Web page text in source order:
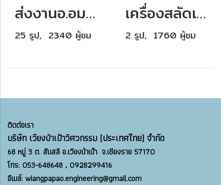
ส่งงานอ.อมก๋อย จ.เชียงใหม่
25 รูป, 2340 ผู้ชม
เครื่องสลัดเมือก รุ่น เล็ก
2 รูป, 1760 ผู้ชม
ติดต่อเรา
บริษัท เวียงป่าเป้าวิศวกรรม (ประเทศไทย) จำกัด
68 หมู่ 3 ต. สันสลี อ.เวียงป่าเป้า จ.เชียงราย 57170
โทร: 053-648648 , 0928299416
อีเมล์: wiangpapao.engineering@gmail.com